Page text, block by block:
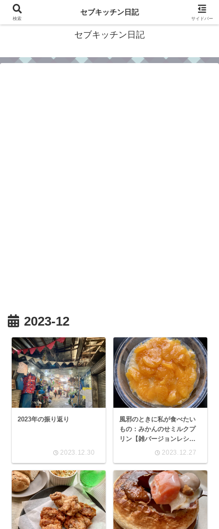
フィリピン・セブの移住情報やおすすめ食材・レシピを発信
セブキッチン日記
2023-12
2023年の振り返り
2023.12.30
風邪のときに私が食べたい
もの：みかんのせミルクプ
リン【雑バージョンレシ
2023.12.27
検索
セブキッチン日記
サイドバー